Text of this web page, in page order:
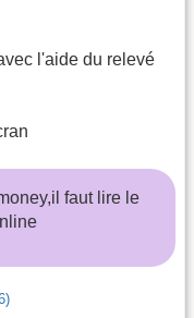
l'aide du relevé
faut lire le